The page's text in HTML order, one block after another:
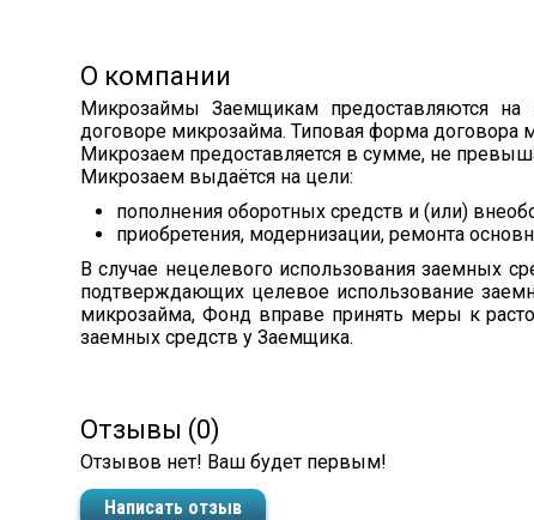
О компании
Микрозаймы Заемщикам предоставляются
договоре микрозайма. Типовая форма договора
Микрозаем предоставляется в сумме, не
Микрозаем выдаётся на цели:
пополнения оборотных средств и (или)
приобретения, модернизации, ремонта
В случае нецелевого использования заемных
подтверждающих целевое использование
микрозайма, Фонд вправе принять меры к
заемных средств у Заемщика.
Отзывы (0)
Отзывов нет! Ваш будет первым!
Написать отзыв